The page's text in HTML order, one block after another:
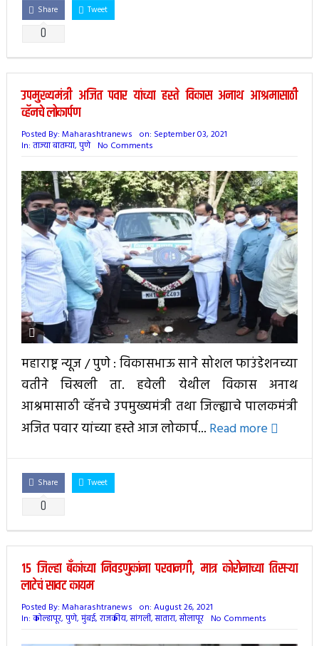
Share
0
Tweet
उपमुख्यमंत्री अजित पवार यांच्या हस्ते विकास अनाथ आश्रमासाठी
व्हॅनचे लोकार्पण
Posted By: Maharashtranews on: September 03, 2021
In: ताज्या बातम्या, पुणे No Comments
महाराष्ट्र न्यूज / पुणे : विकासभाऊ साने सोशल फाउंडेशनच्या
वतीने चिखली ता. हवेली येथील विकास अनाथ
आश्रमासाठी व्हॅनचे उपमुख्यमंत्री तथा जिल्ह्याचे पालकमंत्री
अजित पवार यांच्या हस्ते आज लोकार्प... Read more
Share
0
Tweet
15 जिल्हा बँकांच्या निवडणुकांना परवानगी, मात्र कोरोनाच्या तिसऱ्या
लाटेचं सावट कायम
Posted By: Maharashtranews on: August 26, 2021
In: कोल्हापूर, पुणे, मुंबई, राजकीय,सांगली,सातारा,सोलापूर No Comments